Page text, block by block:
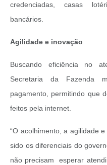
credenciadas, casas
bancários.
Agilidade e inovação
Buscando eficiência no
Secretaria da Fazenda
pagamento, permitindo que
feitos pela internet.
“O acolhimento, a agilidade
sido os diferenciais do
não precisam esperar